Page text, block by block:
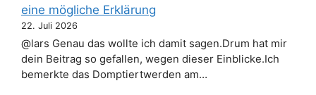
eine mögliche Erklärung
22. Juli 2026
@lars Genau das wollte ich damit sagen.Drum hat mir
dein Beitrag so gefallen, wegen dieser Einblicke.Ich
bemerkte das Domptiertwerden am…